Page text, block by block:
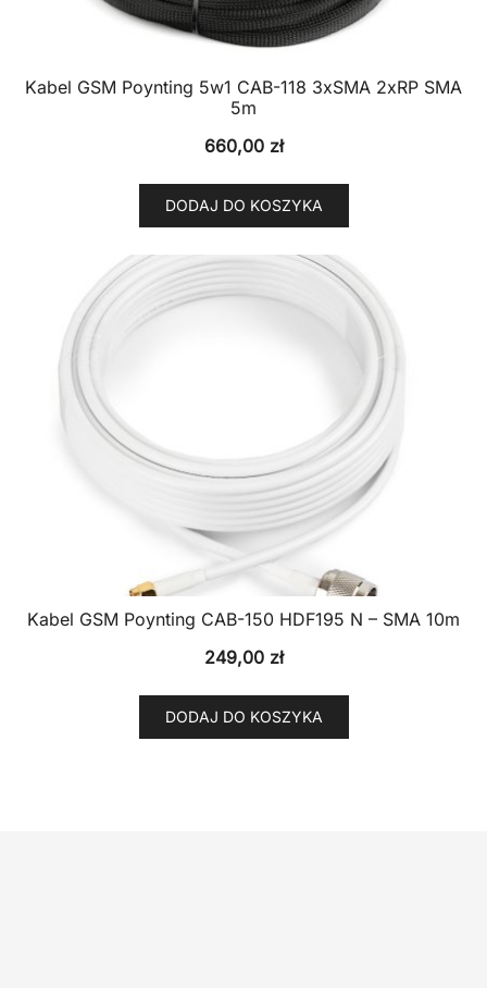
Kabel GSM Poynting 5w1 CAB-118 3xSMA 2xRP SMA
5m
660,00 zł
DODAJ DO KOSZYKA
Kabel GSM Poynting CAB-150 HDF195 N – SMA 10m
249,00 zł
DODAJ DO KOSZYKA